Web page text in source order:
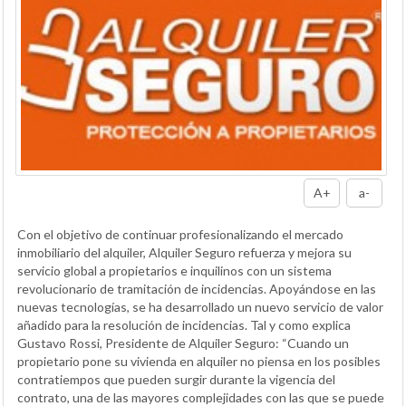
A+ a-
Con el objetivo de continuar profesionalizando el mercado
inmobiliario del alquiler, Alquiler Seguro refuerza y mejora su
servicio global a propietarios e inquilinos con un sistema
revolucionario de tramitación de incidencias. Apoyándose en las
nuevas tecnologías, se ha desarrollado un nuevo servicio de valor
añadido para la resolución de incidencias. Tal y como explica
Gustavo Rossi, Presidente de Alquiler Seguro: “Cuando un
propietario pone su vivienda en alquiler no piensa en los posibles
contratiempos que pueden surgir durante la vigencia del
contrato, una de las mayores complejidades con las que se puede